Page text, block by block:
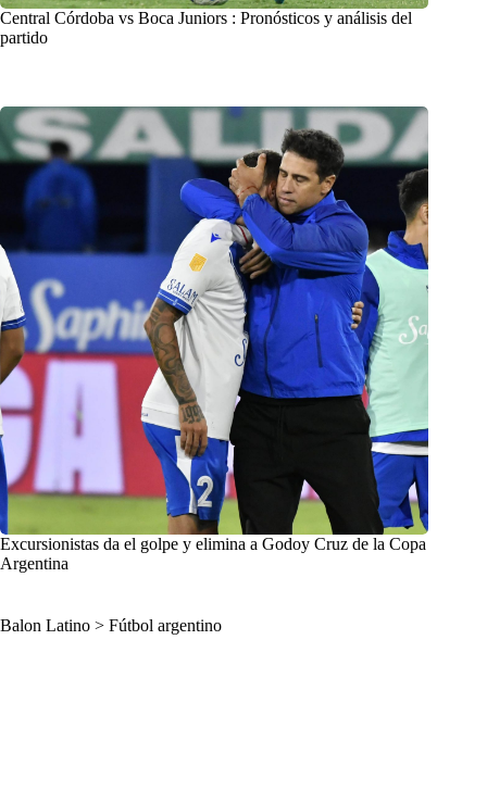
Central Córdoba vs Boca Juniors : Pronósticos y análisis del
partido
Excursionistas da el golpe y elimina a Godoy Cruz de la Copa
Argentina
Balon Latino > Fútbol argentino